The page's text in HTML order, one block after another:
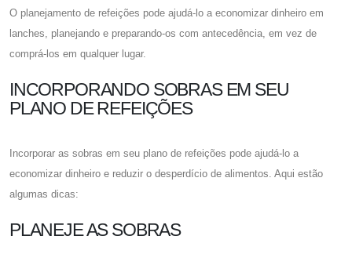
O planejamento de refeições pode ajudá-lo a economizar dinheiro em
lanches, planejando e preparando-os com antecedência, em vez de
comprá-los em qualquer lugar.
INCORPORANDO SOBRAS EM SEU
PLANO DE REFEIÇÕES
Incorporar as sobras em seu plano de refeições pode ajudá-lo a
economizar dinheiro e reduzir o desperdício de alimentos. Aqui estão
algumas dicas:
PLANEJE AS SOBRAS